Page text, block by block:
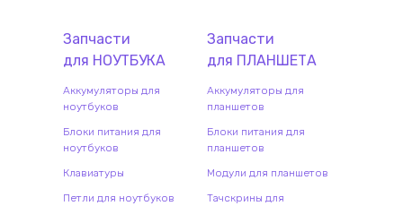
Запчасти
для НОУТБУКА
Аккумуляторы для
ноутбуков
Блоки питания для
ноутбуков
Клавиатуры
Петли для ноутбуков
Запчасти
для ПЛАНШЕТА
Аккумуляторы для
планшетов
Блоки питания для
планшетов
Модули для планшетов
Тачскрины для